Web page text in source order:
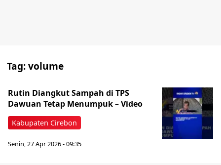
Tag:volume
Kabupaten Cirebon
Rutin Diangkut Sampah di TPS
Dawuan Tetap Menumpuk – Video
Senin, 27 Apr 2026 - 09:35